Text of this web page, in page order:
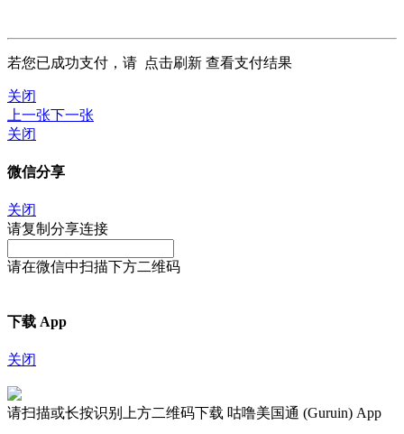
若您已成功支付，请 点击刷新 查看支付结果
关闭
上一张下一张
关闭
微信分享
关闭
请复制分享连接
请在微信中扫描下方二维码
下载 App
关闭
请扫描或长按识别上方二维码下载 咕噜美国通 (Guruin) App